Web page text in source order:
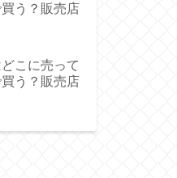
う？販売店
こに売って
う？販売店